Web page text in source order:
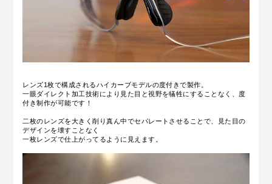
レンズ1枚で構成されるハイカーブモデルの度付きで製作。
一眼ダイレクト加工技術により見た目と視野を犠牲にすることなく、度
付き制作が可能です！
二枚のレンズを大きく削り真ん中でセパレートさせることで、見た目の
デザインを壊すことなく
一枚レンズで仕上がってるように見えます。